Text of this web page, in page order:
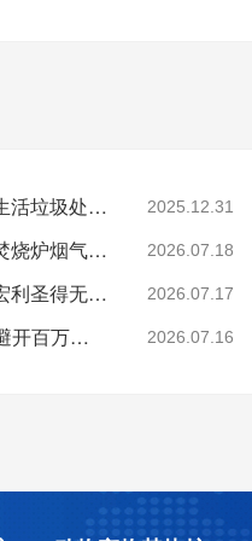
国内高海拔垃圾处理技术获重大突破，青海生活垃圾处理项目树行业新标杆 2025.12.31
工业固废焚烧炉厂家｜一站式出口工业垃圾焚烧炉烟气检测环保达标 2026.07.18
环保达标宠物火化炉使用方法与维护技巧｜宏利圣得无害化火化设备科普 2026.07.17
选工业垃圾焚烧炉别只看低价!3 个核心要点避开百万损失 2026.07.16